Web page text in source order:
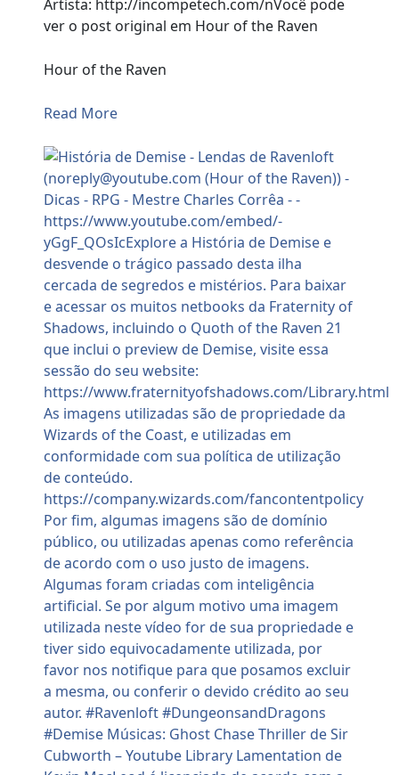
Artista: http://incompetech.com/nVocê pode
ver o post original em Hour of the Raven
Hour of the Raven
Read More